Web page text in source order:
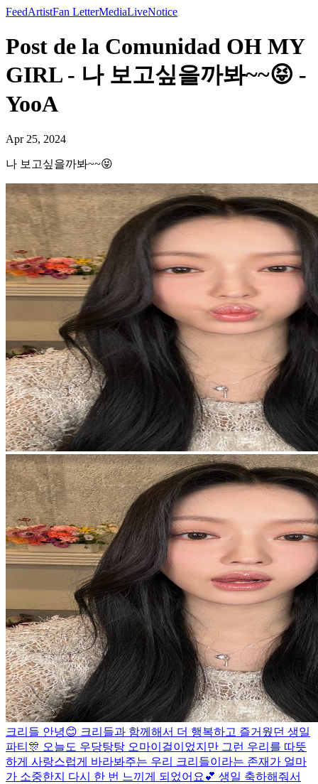
FeedArtistFan LetterMediaLiveNotice
Post de la Comunidad OH MY
GIRL - 나 보고싶을까봐~~😝 -
YooA
Apr 25, 2024
나 보고싶을까봐~~😝
크리들 안녕😊 크리들과 함께해서 더 행복하고 즐거웠던 생일
파티🎊 오늘도 우당탕탕 오마이걸이었지만 그런 우리를 따뜻
하게 사랑스럽게 바라봐주는 우리 크리들이라는 존재가 얼마
가 소중한지 다시 한 번 느끼게 되었어요💕 생일 축하해줘서